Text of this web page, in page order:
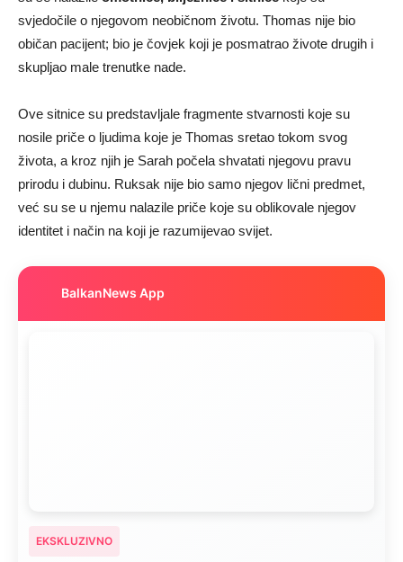
svjedočile o njegovom neobičnom životu. Thomas nije bio
običan pacijent; bio je čovjek koji je posmatrao živote drugih i
skupljao male trenutke nade.
Ove sitnice su predstavljale fragmente stvarnosti koje su
nosile priče o ljudima koje je Thomas sretao tokom svog
života, a kroz njih je Sarah počela shvatati njegovu pravu
prirodu i dubinu. Ruksak nije bio samo njegov lični predmet,
već su se u njemu nalazile priče koje su oblikovale njegov
identitet i način na koji je razumijevao svijet.
BalkanNews App
EKSKLUZIVNO